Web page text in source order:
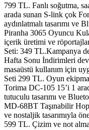
799 TL. Fanlı soğutma,
arada sunan S-link çok
aydınlatmalı tasarımı ve
Piranha 3065 Oyuncu
içerik üretimi ve
Seti: 349 TL.Kampanya
Hafta Sonu İndirimleri
masaüstü kullanım için
Seti 299 TL. Oyun
Torima DC-105 15’i 1
tutuculu tasarımı ve
MD-68BT Taşınabilir
ve nostaljik tasarımıyla
599 TL. Çizim ve not